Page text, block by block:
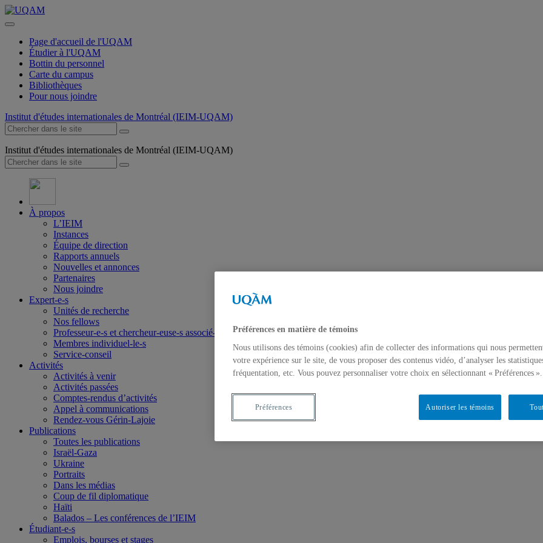
Page d'accueil de l'UQAM
Étudier à l'UQAM
Bottin du personnel
Carte du campus
Bibliothèques
Pour nous joindre
Institut d'études internationales de Montréal (IEIM-UQAM)
Institut d'études internationales de Montréal (IEIM-UQAM)
À propos
L’IEIM
Instances
Équipe de direction
Rapports annuels
Nouvelles et annonces
Partenaires
Nous joindre
Expert-e-s
Unités de recherche
Nos fellows
Professeur-e-s et chercheur-euse-s associé-e-s
Membres individuel-le-s
Service-conseil
Activités
Activités à venir
Activités passées
Comptes-rendus d’activités
Appel à communications
Rendez-vous Gérin-Lajoie
Publications
Toutes les publications
Israël-Gaza
Ukraine
Portraits
Dans les médias
Coup de fil diplomatique
Haïti
Balados – Les conférences de l’IEIM
Étudiant-e-s
Emplois, bourses et stages
Préférences en matière de témoins
Nous utilisons des témoins (cookies) afin de collecter des informations qui nous
votre expérience sur le site, de vous proposer des contenus vidéo, d’analyser les
fréquentation, etc. Vous pouvez personnaliser votre choix en sélectionnant « Préférences ».
Autoriser les témoins
Préférences